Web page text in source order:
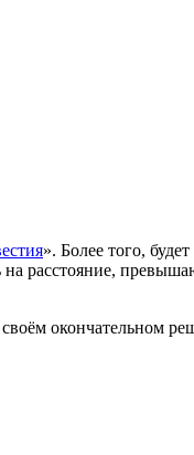
». Более того,
на расстояние,
окончательном